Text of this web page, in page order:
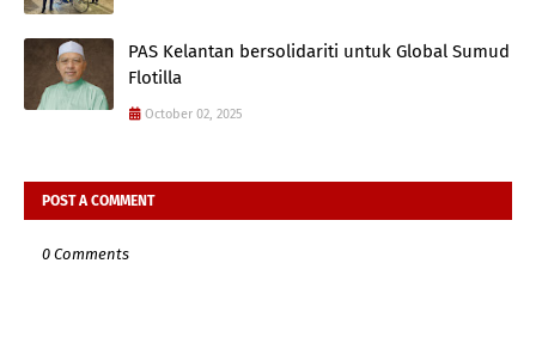
PAS Kelantan bersolidariti untuk Global Sumud
Flotilla
October 02, 2025
POST A COMMENT
0 Comments